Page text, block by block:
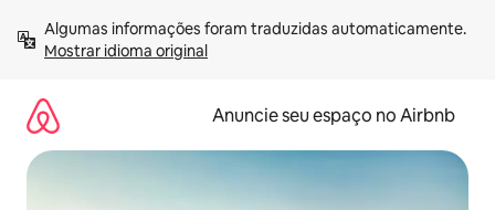
para
Mostrar idioma original
Anuncie seu espaço no Airbnb